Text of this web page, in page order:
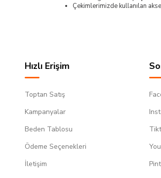
Çekimlerimizde kullanılan
Hızlı Erişim
Toptan Satış
Kampanyalar
Beden Tablosu
Ödeme Seçenekleri
İletişim